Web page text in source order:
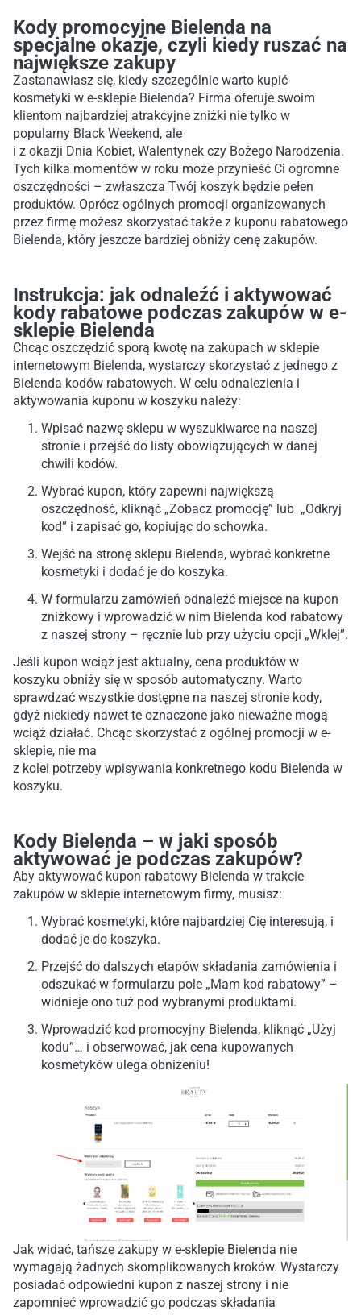
Kody promocyjne Bielenda na
specjalne okazje, czyli kiedy ruszać na
największe zakupy
Zastanawiasz się, kiedy szczególnie warto kupić
kosmetyki w e-sklepie Bielenda? Firma oferuje swoim
klientom najbardziej atrakcyjne zniżki nie tylko w
popularny Black Weekend, ale
i z okazji Dnia Kobiet, Walentynek czy Bożego Narodzenia.
Tych kilka momentów w roku może przynieść Ci ogromne
oszczędności – zwłaszcza Twój koszyk będzie pełen
produktów. Oprócz ogólnych promocji organizowanych
przez firmę możesz skorzystać także z kuponu rabatowego
Bielenda, który jeszcze bardziej obniży cenę zakupów.
Instrukcja: jak odnaleźć i aktywować
kody rabatowe podczas zakupów w e-
sklepie Bielenda
Chcąc oszczędzić sporą kwotę na zakupach w sklepie
internetowym Bielenda, wystarczy skorzystać z jednego z
Bielenda kodów rabatowych. W celu odnalezienia i
aktywowania kuponu w koszyku należy:
Wpisać nazwę sklepu w wyszukiwarce na naszej
stronie i przejść do listy obowiązujących w danej
chwili kodów.
Wybrać kupon, który zapewni największą
oszczędność, kliknąć „Zobacz promocję” lub „Odkryj
kod” i zapisać go, kopiując do schowka.
Wejść na stronę sklepu Bielenda, wybrać konkretne
kosmetyki i dodać je do koszyka.
W formularzu zamówień odnaleźć miejsce na kupon
zniżkowy i wprowadzić w nim Bielenda kod rabatowy
z naszej strony – ręcznie lub przy użyciu opcji „Wklej”.
Jeśli kupon wciąż jest aktualny, cena produktów w
koszyku obniży się w sposób automatyczny. Warto
sprawdzać wszystkie dostępne na naszej stronie kody,
gdyż niekiedy nawet te oznaczone jako nieważne mogą
wciąż działać. Chcąc skorzystać z ogólnej promocji w e-
sklepie, nie ma
z kolei potrzeby wpisywania konkretnego kodu Bielenda w
koszyku.
Kody Bielenda – w jaki sposób
aktywować je podczas zakupów?
Aby aktywować kupon rabatowy Bielenda w trakcie
zakupów w sklepie internetowym firmy, musisz:
Wybrać kosmetyki, które najbardziej Cię interesują, i
dodać je do koszyka.
Przejść do dalszych etapów składania zamówienia i
odszukać w formularzu pole „Mam kod rabatowy” –
widnieje ono tuż pod wybranymi produktami.
Wprowadzić kod promocyjny Bielenda, kliknąć „Użyj
kodu”… i obserwować, jak cena kupowanych
kosmetyków ulega obniżeniu!
Jak widać, tańsze zakupy w e-sklepie Bielenda nie
wymagają żadnych skomplikowanych kroków. Wystarczy
posiadać odpowiedni kupon z naszej strony i nie
zapomnieć wprowadzić go podczas składania